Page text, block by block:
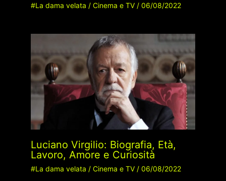
#La dama velata / Cinema e TV/ 06/08/2022
Luciano Virgilio: Biografia, Età,
Lavoro, Amore e Curiosità
#La dama velata / Cinema e TV/ 06/08/2022